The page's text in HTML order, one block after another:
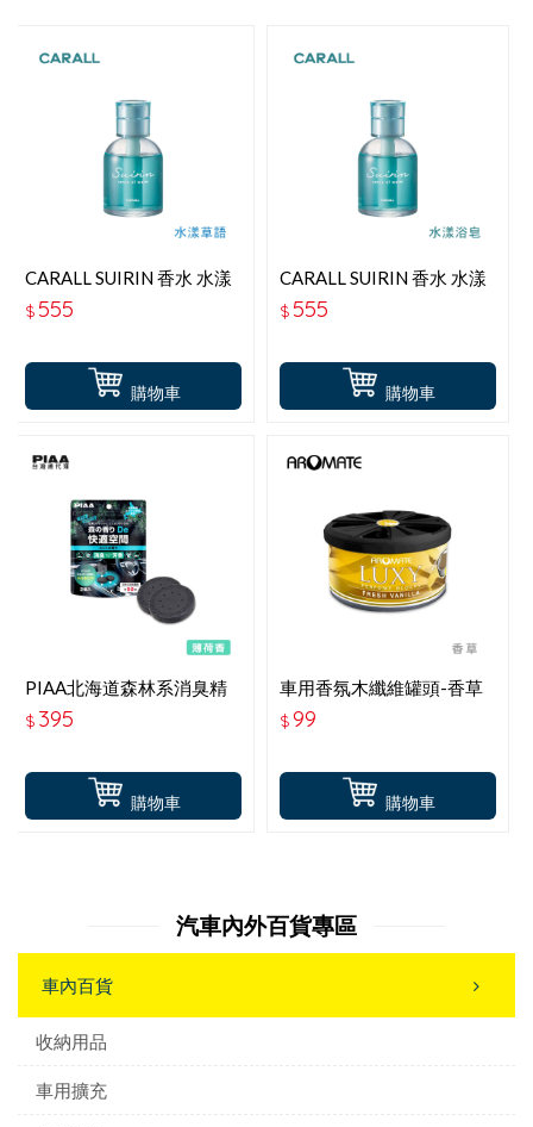
購物車
CARALL SUIRIN 香水 水漾
草語 J3688
$ 555
購物車
CARALL SUIRIN 香水 水漾
浴皂 J3687
$ 555
購物車
PIAA北海道森林系消臭精
油 薄荷香 KK-TD2
$ 395
購物車
車用香氛木纖維罐頭-香草
$99
汽車內外百貨專區
車內百貨
收納用品
車用擴充